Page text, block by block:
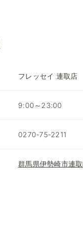
フレッセイ 連取店
9:00～23:00
0270-75-2211
群馬県伊勢崎市連